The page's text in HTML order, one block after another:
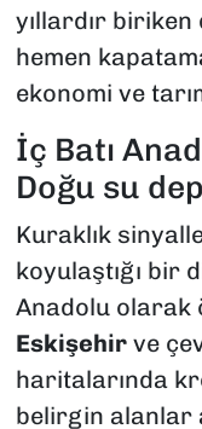
yıllardır biriken
hemen
ekonomi ve
İç Batı
Doğu su
Kuraklık
koyulaştığı bir
Anadolu olarak
Eskişehirve
haritalarında
belirgin alanlar